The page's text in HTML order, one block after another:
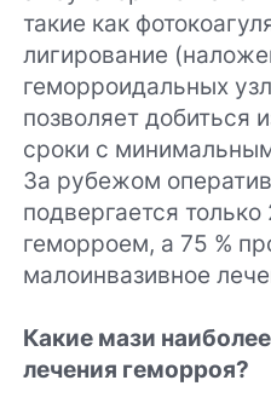
такие как
лигирование
геморроидальных
позволяет добиться
сроки с
За рубежом
подвергается
геморроем, а 75 %
малоинвазивное
Какие мази
лечения геморроя?